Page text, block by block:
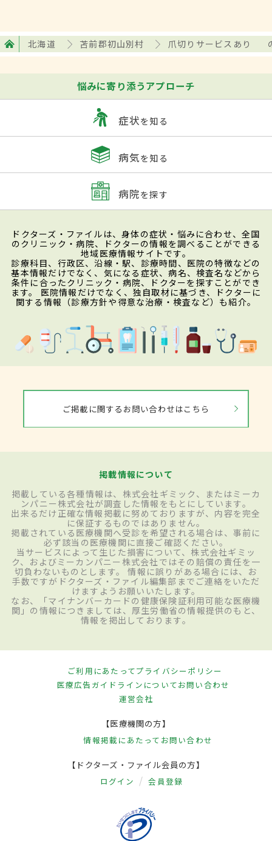
北海道 苫前郡初山別村 爪切りサービスあり
悩みに寄り添うアプローチ
症状を知る
病気を知る
病院を探す
ドクターズ・ファイルは、身体の症状・悩みに合わせ、全国
のクリニック・病院、ドクターの情報を調べることができる
地域医療情報サイトです。
診療科目、行政区、沿線・駅、診療時間、医院の特徴などの
基本情報だけでなく、気になる症状、病名、検査名などから
条件に合ったクリニック・病院、ドクターを探すことができ
ます。 医院情報だけでなく、独自取材に基づき、ドクターに
関する情報（診療方針や得意な治療・検査など）も紹介。
ご掲載に関するお問い合わせはこちら
掲載情報について
掲載している各種情報は、株式会社ギミック、またはミーカ
ンパニー株式会社が調査した情報をもとにしています。
出来るだけ正確な情報掲載に努めておりますが、内容を完全
に保証するものではありません。
掲載されている医療機関へ受診を希望される場合は、事前に
必ず該当の医療機関に直接ご確認ください。
当サービスによって生じた損害について、株式会社ギミッ
ク、およびミーカンパニー株式会社ではその賠償の責任を一
切負わないものとします。 情報に誤りがある場合には、お
手数ですがドクターズ・ファイル編集部までご連絡をいただ
けますようお願いいたします。
なお、「マイナンバーカードの健康保険証利用可能な医療機
関」の情報につきましては、厚生労働省の情報提供のもと、
情報を掲出しております。
ご利用にあたってプライバシーポリシー
医療広告ガイドラインについてお問い合わせ
運営会社
【医療機関の方】
情報掲載にあたって お問い合わせ
【ドクターズ・ファイル会員の方】
ログイン 会員登録